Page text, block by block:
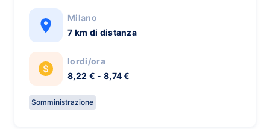
Milano
7 km di distanza
lordi/ora
8,22 € - 8,74 €
Somministrazione